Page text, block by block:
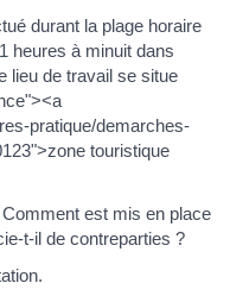
durant la plage horaire
heures à minuit dans
lieu de travail se situe
pratique/demarches-
touristique
est mis en place
t-il de contreparties ?